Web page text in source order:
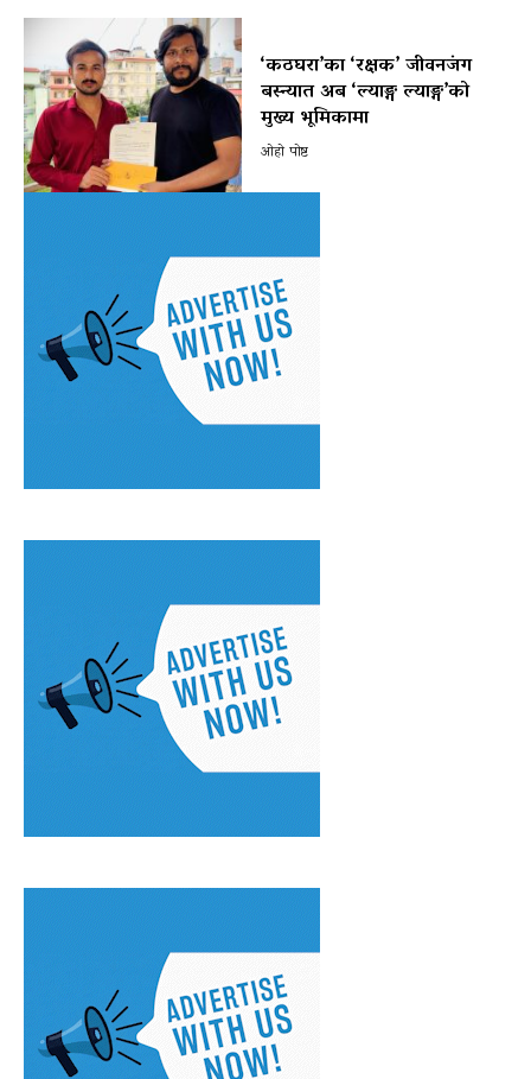
‘कठघरा’का ‘रक्षक’ जीवनजंग
बस्न्यात अब ‘ल्याङ्ग ल्याङ्ग’को
मुख्य भूमिकामा
ओहो पोष्ट